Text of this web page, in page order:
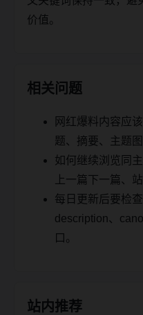
价值。
相关问题
网红爆料内容应
题、摘要、主题
如何继续浏览同
上一篇下一篇、
每日更新后要检
description、
口。
站内推荐